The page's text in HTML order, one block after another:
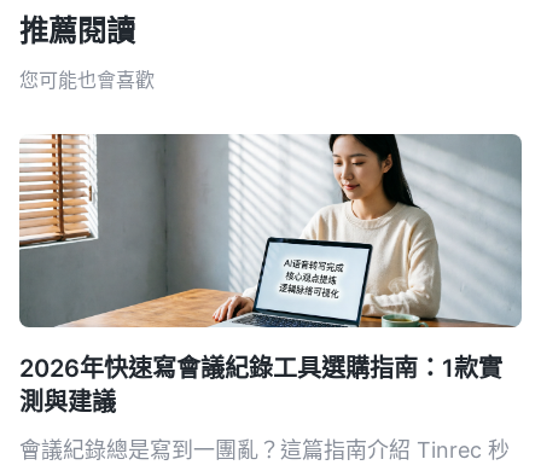
推薦閱讀
您可能也會喜歡
2026年快速寫會議紀錄工具選購指南：1款實
測與建議
會議紀錄總是寫到一團亂？這篇指南介紹 Tinrec 秒